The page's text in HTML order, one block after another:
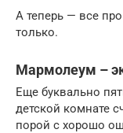
А теперь — все
только.
Мармолеум –
Еще буквально
детской комнате
порой с хорошо